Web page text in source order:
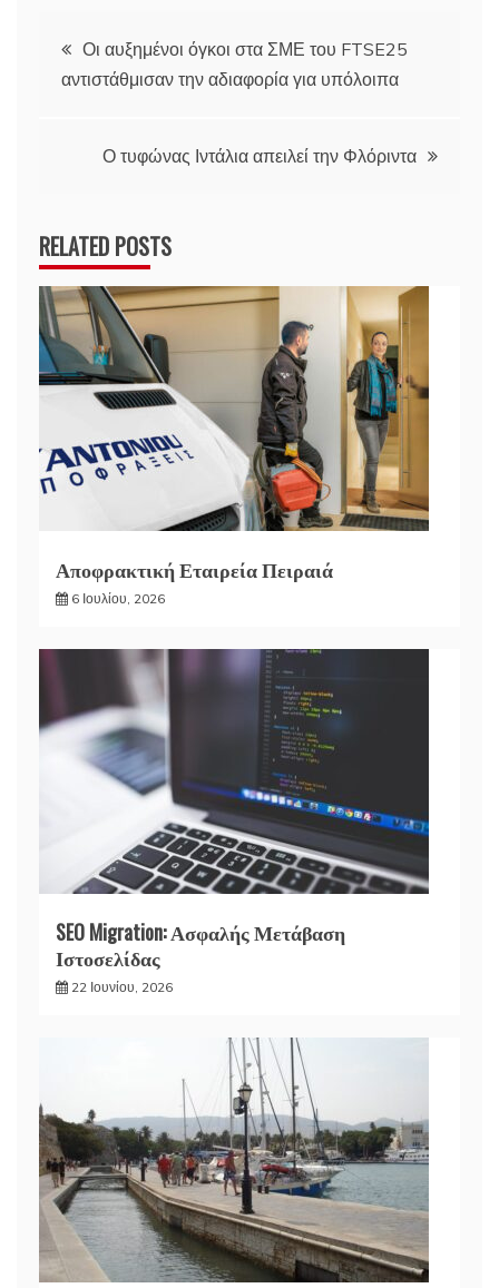
Πλοήγηση
άρθρων
Οι αυξημένοι όγκοι στα ΣΜΕ του FTSE25
αντιστάθμισαν την αδιαφορία για υπόλοιπα
Ο τυφώνας Ιντάλια απειλεί την Φλόριντα
RELATED POSTS
Αποφρακτική Εταιρεία Πειραιά
6 Ιουλίου, 2026
SEO Migration: Ασφαλής Μετάβαση
Ιστοσελίδας
22 Ιουνίου, 2026